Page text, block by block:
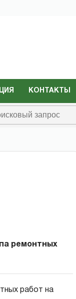
КОНТАКТЫ
ремонтных
работ на